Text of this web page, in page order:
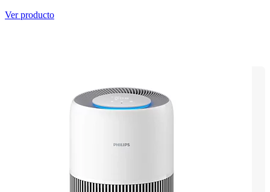
Ver producto